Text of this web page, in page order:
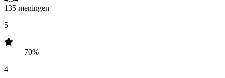
135 meningen
5
70%
4